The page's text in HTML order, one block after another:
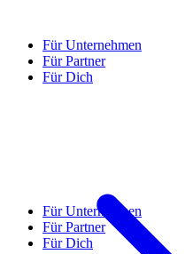
Für Unternehmen
Für Partner
Für Dich
Für Unternehmen
Für Partner
Für Dich